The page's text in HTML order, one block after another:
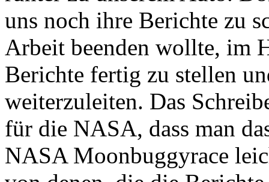
uns noch ihre Berichte zu
Arbeit beenden wollte, im
Berichte fertig zu stellen
weiterzuleiten. Das
für die NASA, dass man
NASA Moonbuggyrace